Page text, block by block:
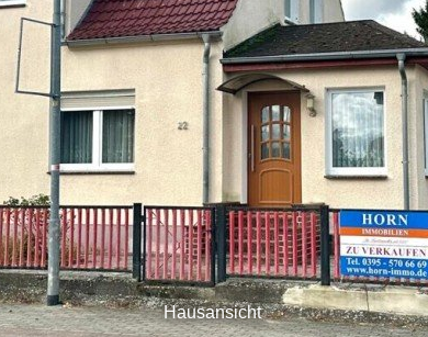
Hausansicht